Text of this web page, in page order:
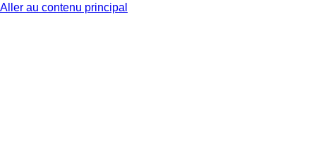
Aller au contenu principal